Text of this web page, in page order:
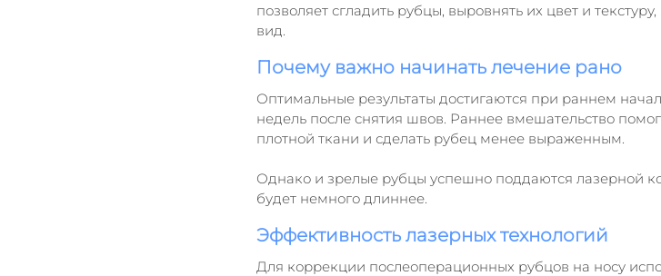
позволяет сгладить рубцы, выровнять их цвет и
вид.
Почему важно начинать лечение рано
Оптимальные результаты достигаются при раннем
недель после снятия швов. Раннее вмешательство
плотной ткани и сделать рубец менее выраженным.
Однако и зрелые рубцы успешно поддаются лазерной
будет немного длиннее.
Эффективность лазерных технологий
Для коррекции послеоперационных рубцов на носу